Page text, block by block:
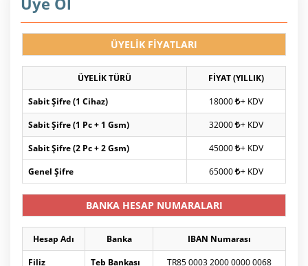
ÜYELİK FİYATLARI
ÜYELİK TÜRÜ
FİYAT (YILLIK)
Sabit Şifre (1 Cihaz)
18000 + KDV
Sabit Şifre (1 Pc + 1 Gsm)
32000 + KDV
Sabit Şifre (2 Pc + 2 Gsm)
45000 + KDV
Genel Şifre
65000 + KDV
BANKA HESAP NUMARALARI
Hesap Adı Banka
IBAN Numarası
Filiz
Teb Bankası
TR85 0003 2000 0000 0068